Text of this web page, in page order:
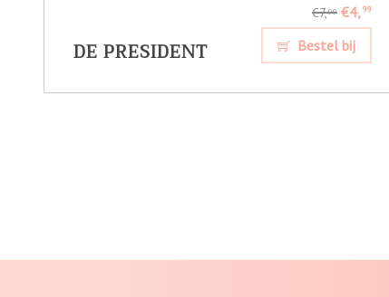
DE PRESIDENT
€7,99 €4,99
Bestel bij